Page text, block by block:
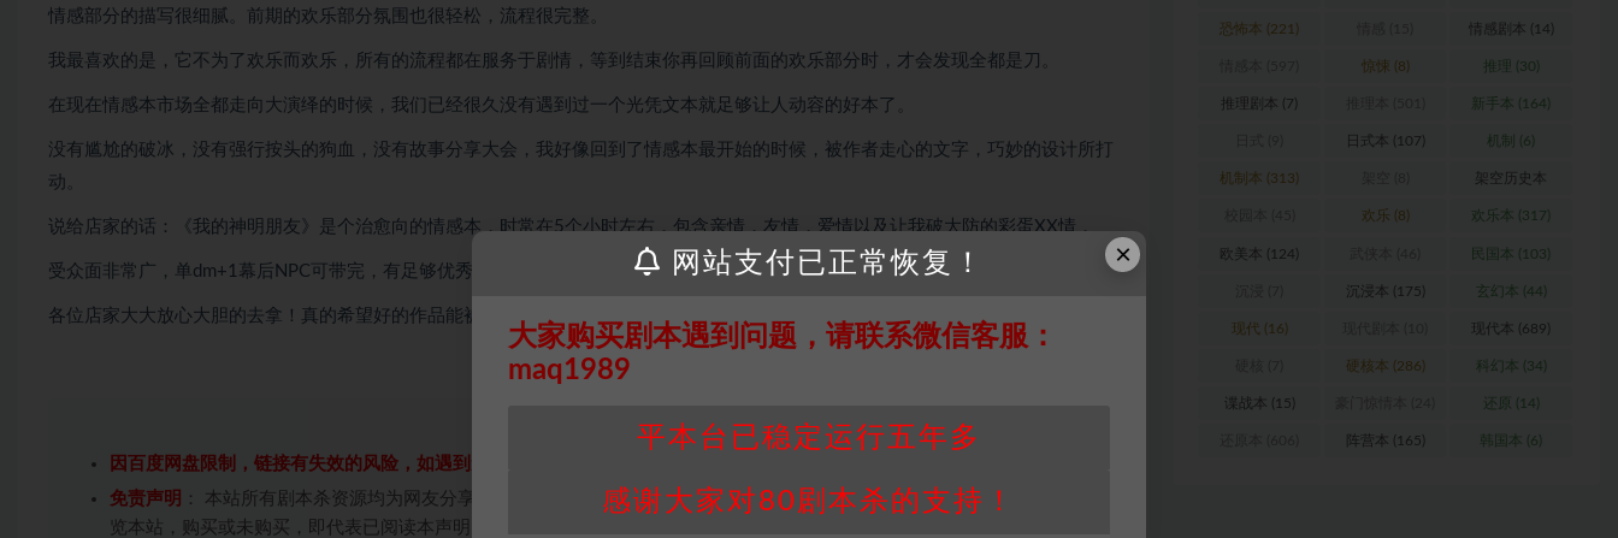
情感部分的描写很细腻。前期的欢乐部分氛围也很轻松，流程很完整。
我最喜欢的是，它不为了欢乐而欢乐，所有的流程都在服务于剧情，等到结束你再回顾前面的欢乐部分时，才会发现全都是刀。
在现在情感本市场全都走向大演绎的时候，我们已经很久没有遇到过一个光凭文本就足够让人动容的好本了。
没有尴尬的破冰，没有强行按头的狗血，没有故事分享大会，我好像回到了情感本最开始的时候，被作者走心的文字，巧妙的设计所打
动。
说给店家的话：《我的神明朋友》是个治愈向的情感本，时常在5个小时左右，包含亲情，友情，爱情以及让我破大防的彩蛋XX情，
受众面非常广，单dm+1幕后NPC可带完，有足够优秀的文本支撑，开本难度小。
各位店家大大放心大胆的去拿！真的希望好的作品能被更多人看到。
因百度网盘限制，链接有失效的风险，如遇到无效链接请联系客服补发！！！网盘不限速下载神器→
免责声明 ： 本站所有剧本杀资源均为网友分享投稿+个人整理而来，仅供学习研究使用，请勿用于商业用途!任何人访问、浏
览本站，购买或未购买，即代表已阅读本声明，理解并同意受本条约约束，并遵守所有适用的法律法规。
恐怖本 (221) 情感剧本 (14)
惊悚 (8) 推理 (30)
推理剧本 (7) 新手本 (164)
日式本 (107) 机制 (6)
机制本 (313) 架空历史本
(102)
欢乐 (8) 欢乐本 (317)
欧美本 (124) 民国本 (103)
沉浸本 (175) 玄幻本 (44)
现代 (16) 现代本 (689)
硬核本 (286) 科幻本 (34)
谍战本 (15) 还原 (14)
阵营本 (165) 韩国本 (6)
×
网站支付已正常恢复！
大家购买剧本遇到问题，请联系微信客服：
maq1989
平本台已稳定运行五年多
感谢大家对80剧本杀的支持！